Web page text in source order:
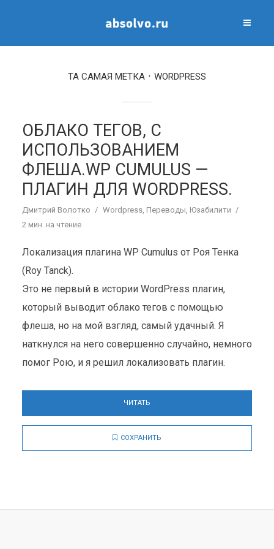
ТА САМАЯ МЕТКА WORDPRESS
ОБЛАКО ТЕГОВ, С
ИСПОЛЬЗОВАНИЕМ
ФЛЕША.WP CUMULUS —
ПЛАГИН ДЛЯ WORDPRESS.
Дмитрий Волотко Wordpress, Переводы, Юзабилити
2 мин. на чтение
Локализация плагина WP Cumulus от Роя Тенка
(Roy Tanck).
Это не первый в истории WordPress плагин,
который выводит облако тегов с помощью
флеша, но на мой взгляд, самый удачный. Я
наткнулся на него совершенно случайно, немного
помог Рою, и я решил локализовать плагин.
ЧИТАТЬ
СОХРАНИТЬ